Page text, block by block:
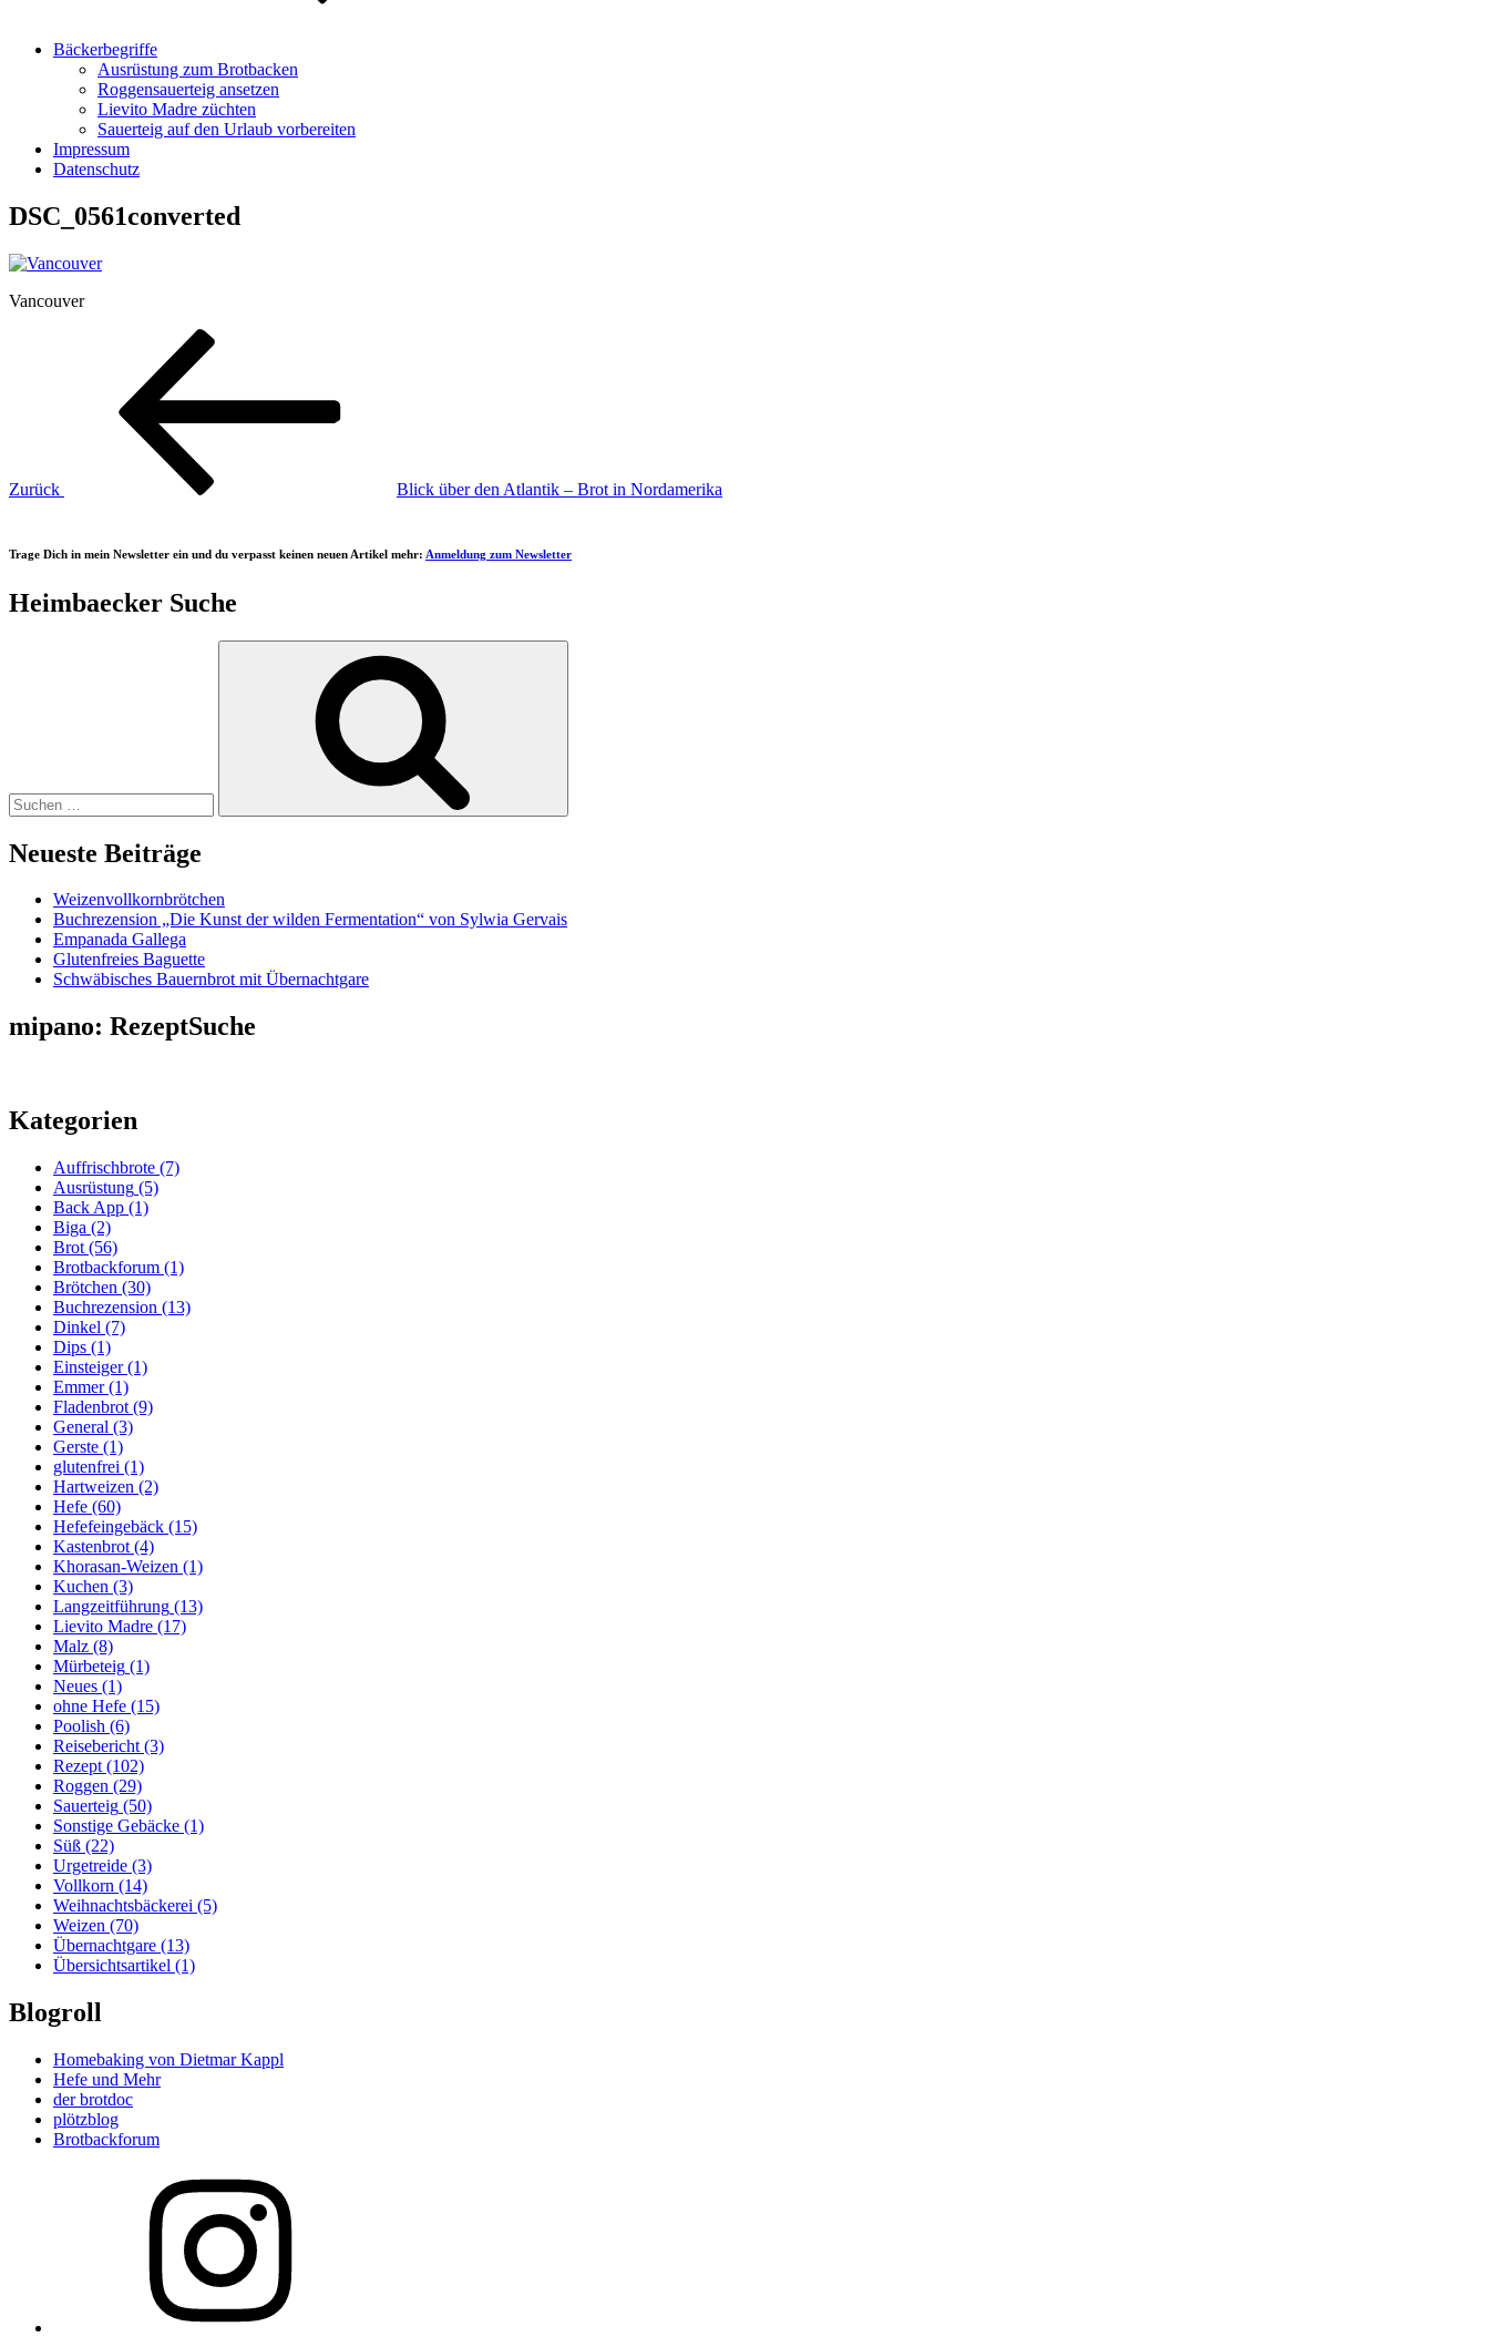
Bäckerbegriffe
Ausrüstung zum Brotbacken
Roggensauerteig ansetzen
Lievito Madre züchten
Sauerteig auf den Urlaub vorbereiten
Impressum
Datenschutz
DSC_0561converted
Vancouver
Beitragsnavigation
Zurück Blick über den Atlantik – Brot in Nordamerika
Trage Dich in mein Newsletter ein und du verpasst keinen neuen Artikel mehr: Anmeldung zum Newsletter
Heimbaecker Suche
Neueste Beiträge
Weizenvollkornbrötchen
Buchrezension „Die Kunst der wilden Fermentation“ von Sylwia Gervais
Empanada Gallega
Glutenfreies Baguette
Schwäbisches Bauernbrot mit Übernachtgare
mipano: RezeptSuche
Kategorien
Auffrischbrote (7)
Ausrüstung (5)
Back App (1)
Biga (2)
Brot (56)
Brotbackforum (1)
Brötchen (30)
Buchrezension (13)
Dinkel (7)
Dips (1)
Einsteiger(1)
Emmer(1)
Fladenbrot (9)
General (3)
Gerste (1)
glutenfrei (1)
Hartweizen (2)
Hefe (60)
Hefefeingebäck (15)
Kastenbrot (4)
Khorasan-Weizen (1)
Kuchen (3)
Langzeitführung (13)
Lievito Madre (17)
Malz (8)
Mürbeteig (1)
Neues (1)
ohne Hefe (15)
Poolish (6)
Reisebericht (3)
Rezept (102)
Roggen (29)
Sauerteig (50)
Sonstige Gebäcke (1)
Süß (22)
Urgetreide (3)
Vollkorn (14)
Weihnachtsbäckerei (5)
Weizen (70)
Übernachtgare (13)
Übersichtsartikel (1)
Blogroll
Homebaking von Dietmar Kappl
Hefe und Mehr
der brotdoc
plötzblog
Brotbackforum